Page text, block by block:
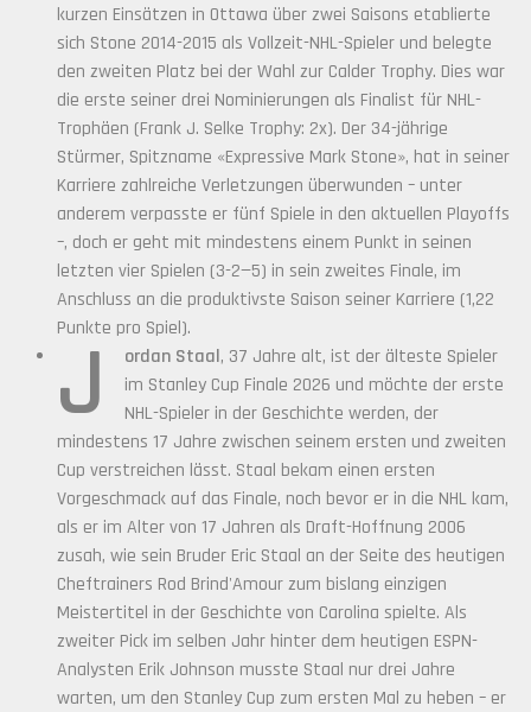
kurzen Einsätzen in Ottawa über zwei Saisons etablierte
sich Stone 2014-2015 als Vollzeit-NHL-Spieler und belegte
den zweiten Platz bei der Wahl zur Calder Trophy. Dies war
die erste seiner drei Nominierungen als Finalist für NHL-
Trophäen (Frank J. Selke Trophy: 2x). Der 34-jährige
Stürmer, Spitzname «Expressive Mark Stone», hat in seiner
Karriere zahlreiche Verletzungen überwunden – unter
anderem verpasste er fünf Spiele in den aktuellen Playoffs
–, doch er geht mit mindestens einem Punkt in seinen
letzten vier Spielen (3-2—5) in sein zweites Finale, im
Anschluss an die produktivste Saison seiner Karriere (1,22
Punkte pro Spiel).
J ordan Staal, 37 Jahre alt, ist der älteste Spieler
im Stanley Cup Finale 2026 und möchte der erste
NHL-Spieler in der Geschichte werden, der
mindestens 17 Jahre zwischen seinem ersten und zweiten
Cup verstreichen lässt. Staal bekam einen ersten
Vorgeschmack auf das Finale, noch bevor er in die NHL kam,
als er im Alter von 17 Jahren als Draft-Hoffnung 2006
zusah, wie sein Bruder Eric Staal an der Seite des heutigen
Cheftrainers Rod Brind'Amour zum bislang einzigen
Meistertitel in der Geschichte von Carolina spielte. Als
zweiter Pick im selben Jahr hinter dem heutigen ESPN-
Analysten Erik Johnson musste Staal nur drei Jahre
warten, um den Stanley Cup zum ersten Mal zu heben – er